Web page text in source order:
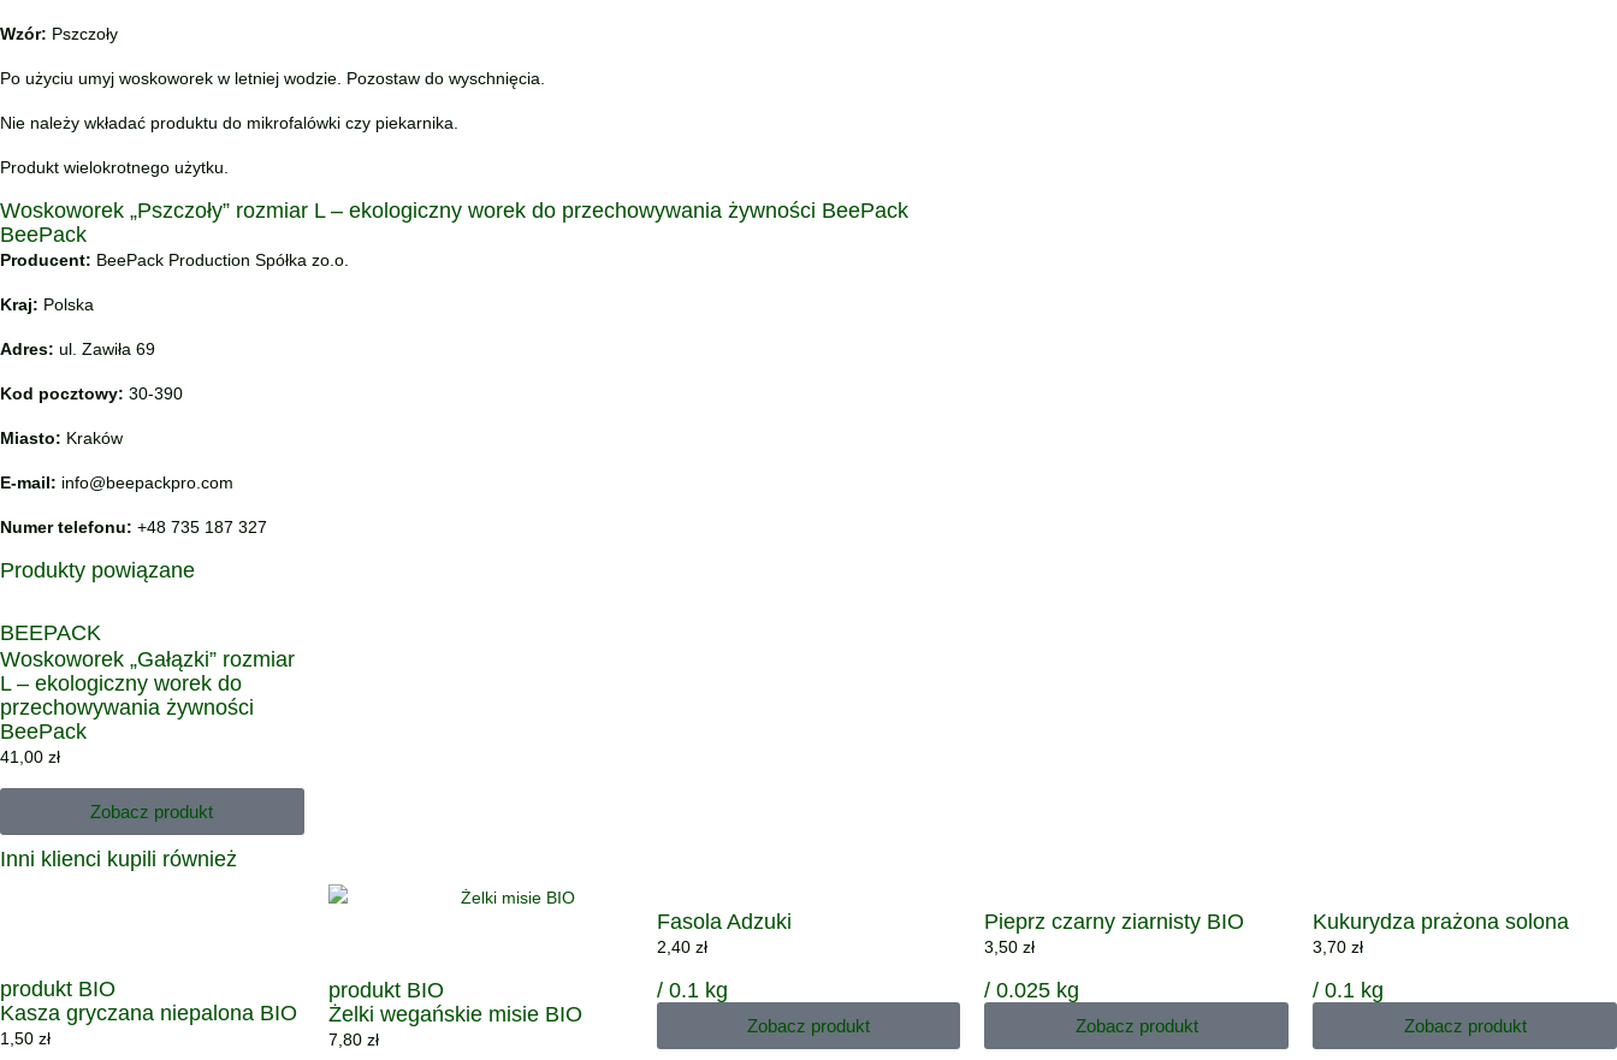
Wzór: Pszczoły
Po użyciu umyj woskoworek w letniej wodzie. Pozostaw do wyschnięcia.
Nie należy wkładać produktu do mikrofalówki czy piekarnika.
Produkt wielokrotnego użytku.
Woskoworek „Pszczoły” rozmiar L – ekologiczny worek do przechowywania żywności BeePack
BeePack
Producent: BeePack Production Spółka zo.o.
Kraj: Polska
Adres: ul. Zawiła 69
Kod pocztowy: 30-390
Miasto: Kraków
E-mail: info@beepackpro.com
Numer telefonu: +48 735 187 327
Produkty powiązane
BEEPACK
Woskoworek „Gałązki” rozmiar
L – ekologiczny worek do
przechowywania żywności
BeePack
41,00 zł
Zobacz produkt
Inni klienci kupili również
produkt BIO
Kasza gryczana niepalona BIO
1,50 zł
produkt BIO
Żelki wegańskie misie BIO
7,80 zł
Fasola Adzuki
2,40 zł
/ 0.1 kg
Zobacz produkt
Pieprz czarny ziarnisty BIO
3,50zł
/ 0.025 kg
Zobacz produkt
Kukurydza prażona solona
3,70zł
/ 0.1 kg
Zobacz produkt